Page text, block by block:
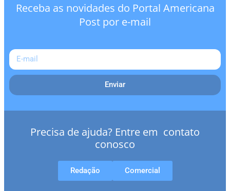
Receba as novidades do Portal Americana
Post por e-mail
Enviar
Precisa de ajuda? Entre em contato
conosco
Redação Comercial